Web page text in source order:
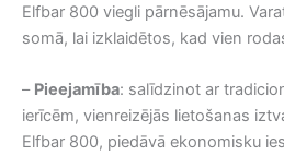
Elfbar 800 viegli pārnēsājamu.
somā, lai izklaidētos, kad vien
– Pieejamība: salīdzinot ar
ierīcēm, vienreizējās lietošanas
Elfbar 800, piedāvā ekonomisku